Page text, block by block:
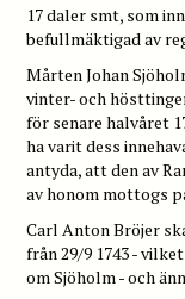
17 daler smt, som
befullmäktigad av
Mårten Johan
vinter- och
för senare halvåret
ha varit dess
antyda, att den av
av honom mottogs
Carl Anton Bröjer
från 29/9 1743 -
om Sjöholm - och